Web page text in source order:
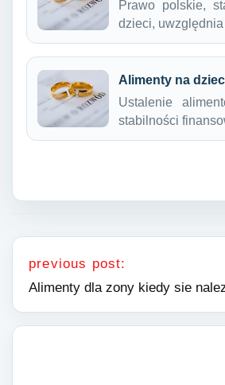
Prawo polskie,
dzieci,
Alimenty na
Ustalenie
stabilności
Nawigacja wpisu
previous post:
Alimenty dla zony kiedy sie